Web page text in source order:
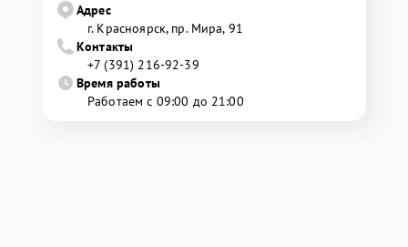
Адрес
г. Красноярск, ​пр. Мира, 91
Контакты
+7 (391) 216-92-39
Время работы
Работаем с 09:00 до 21:00